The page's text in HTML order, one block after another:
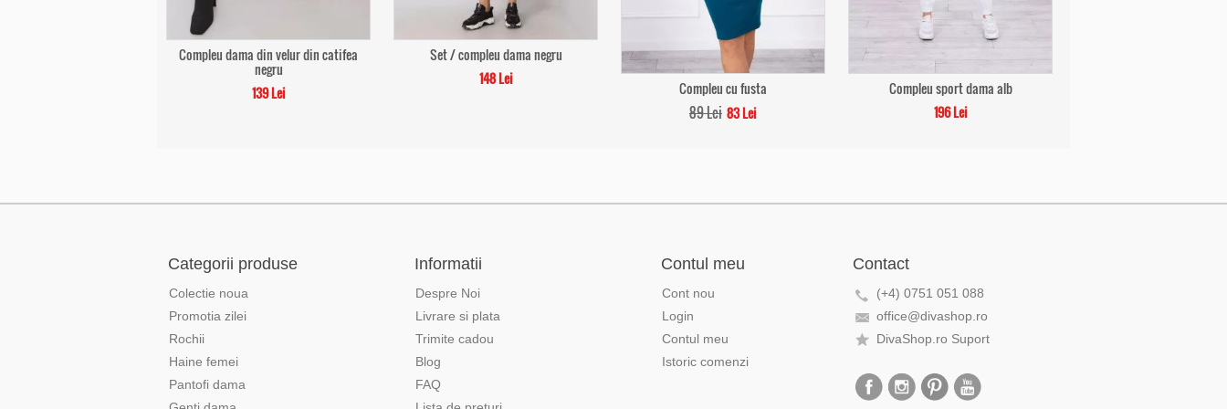
Compleu dama din velur din catifea
negru
139 Lei
Set / compleu dama negru
148 Lei
Compleu cu fusta
89 Lei 83 Lei
Compleu sport dama alb
196 Lei
Categorii produse
Colectie noua
Promotia zilei
Rochii
Haine femei
Pantofi dama
Informatii
Despre Noi
Livrare si plata
Trimite cadou
Blog
FAQ
Contul meu
Cont nou
Login
Contul meu
Istoric comenzi
Contact
(+4) 0751 051 088
office@divashop.ro
DivaShop.ro Suport